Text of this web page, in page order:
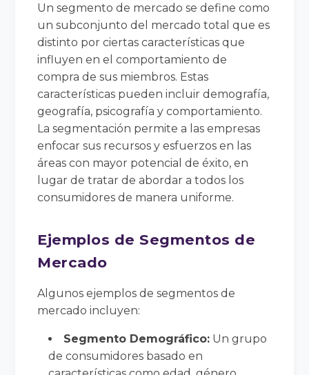
Un segmento de mercado se define como
un subconjunto del mercado total que es
distinto por ciertas características que
influyen en el comportamiento de
compra de sus miembros. Estas
características pueden incluir demografía,
geografía, psicografía y comportamiento.
La segmentación permite a las empresas
enfocar sus recursos y esfuerzos en las
áreas con mayor potencial de éxito, en
lugar de tratar de abordar a todos los
consumidores de manera uniforme.
Ejemplos de Segmentos de
Mercado
Algunos ejemplos de segmentos de
mercado incluyen:
Segmento Demográfico: Un grupo
de consumidores basado en